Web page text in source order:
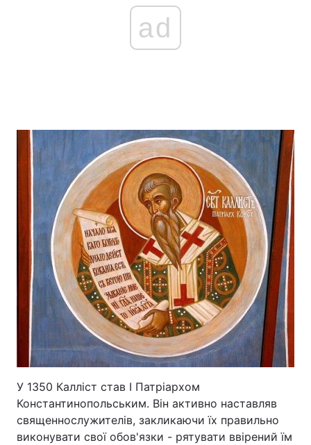
ad
У 1350 Калліст став I Патріархом
Константинопольським. Він активно наставляв
священнослужителів, закликаючи їх правильно
виконувати свої обов'язки - рятувати ввірений їм